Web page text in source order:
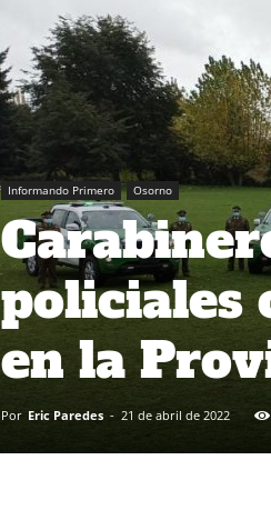
Informando Primero Osorno
policiales
en la
Por Eric Paredes - 21 de abril de 2022